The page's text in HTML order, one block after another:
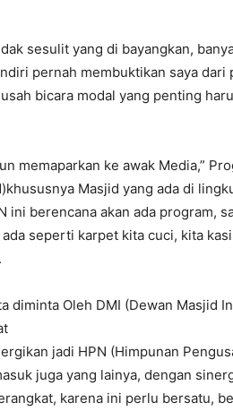
sesulit yang di bayangkan,
pernah membuktikan saya
bicara modal yang penting
memaparkan ke awak Media,”
Masjid yang ada di
ini berencana akan ada program,
seperti karpet kita cuci, kita
diminta Oleh DMI (Dewan Masjid
jadi HPN (Himpunan
juga yang lainya, dengan
karena ini perlu bersatu,